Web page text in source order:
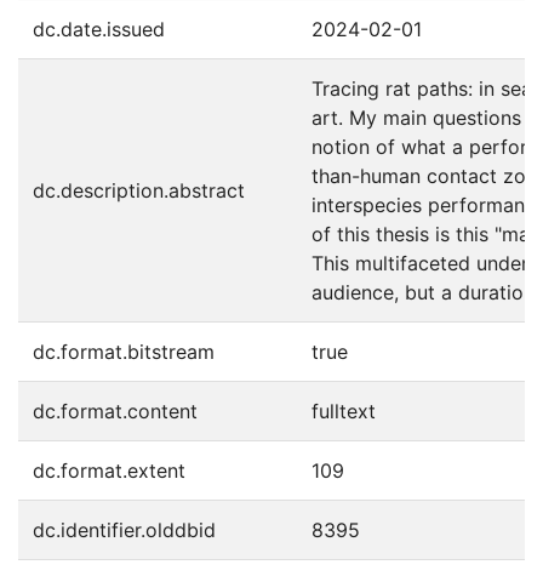
dc.date.issued 2024-02-01
dc.description.abstract
Tracing rat paths: in
art. My main questions
notion of what a
than-human contact
interspecies
of this thesis is this
This multifaceted
audience, but a
dc.format.bitstream true
dc.format.content fulltext
dc.format.extent 109
dc.identifier.olddbid 8395